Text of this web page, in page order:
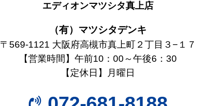
エディオンマツシタ真上店
（有）マツシタデンキ
〒569-1121 大阪府高槻市真上町２丁目３−１７
【営業時間】午前10：00～午後6：30
【定休日】月曜日